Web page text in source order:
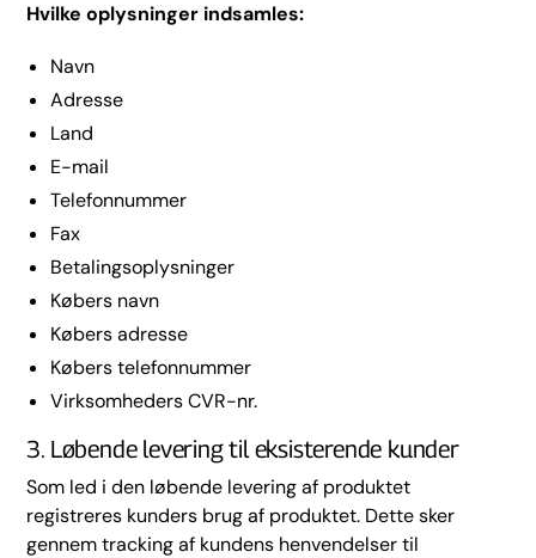
Hvilke oplysninger indsamles:
Navn
Adresse
Land
E-mail
Telefonnummer
Fax
Betalingsoplysninger
Købers navn
Købers adresse
Købers telefonnummer
Virksomheders CVR-nr.
3. Løbende levering til eksisterende kunder
Som led i den løbende levering af produktet
registreres kunders brug af produktet. Dette sker
gennem tracking af kundens henvendelser til